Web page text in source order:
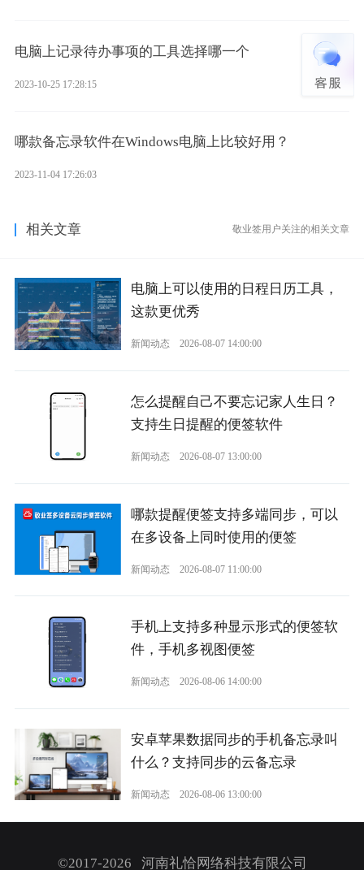
电脑上记录待办事项的工具选择哪一个
2023-10-25 17:28:15
哪款备忘录软件在Windows电脑上比较好用？
2023-11-04 17:26:03
相关文章 敬业签用户关注的相关文章
电脑上可以使用的日程日历工具，
这款更优秀
新闻动态 2026-08-07 14:00:00
怎么提醒自己不要忘记家人生日？
支持生日提醒的便签软件
新闻动态 2026-08-07 13:00:00
哪款提醒便签支持多端同步，可以
在多设备上同时使用的便签
新闻动态 2026-08-07 11:00:00
手机上支持多种显示形式的便签软
件，手机多视图便签
新闻动态 2026-08-06 14:00:00
安卓苹果数据同步的手机备忘录叫
什么？支持同步的云备忘录
新闻动态 2026-08-06 13:00:00
©2017-2026 河南礼恰网络科技有限公司